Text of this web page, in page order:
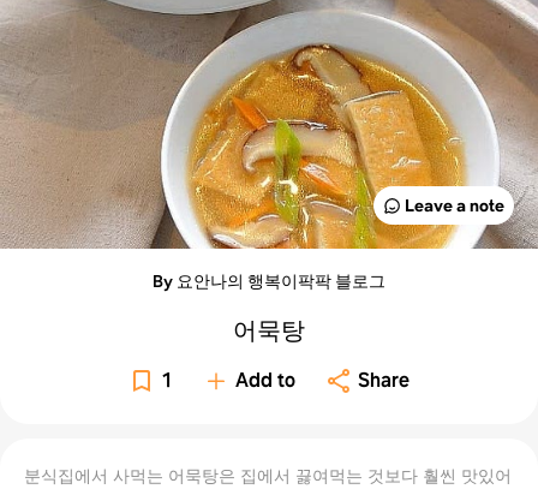
Leave a note
By 요안나의 행복이팍팍 블로그
어묵탕
1 Add to Share
분식집에서 사먹는 어묵탕은 집에서 끓여먹는 것보다 훨씬 맛있어